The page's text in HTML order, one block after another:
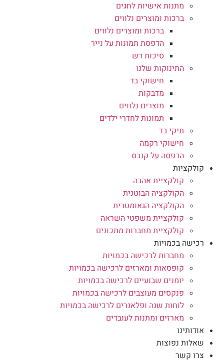
מתנות אישיות לחגים
ברכות ומוצרים נלווים
ברכות ומוצרים נלווים
הדפסת תמונות על נייר
סיכות דש
התינוקות שלנו
חישוקי בד
מדבקות
מוצרים נלווים
תמונות לחדרי ילדים
תיקי בד
חישוקי רקמה
הדפסה על קנבס
קולקציות
קולקציית אהבה
הקולקציה הבוטנית
הקולקציה הגאומטרית
קולקציית משפטי השראה
קולקציית מחברות מתכונים
רכישה בכמויות
מחברות לרכישה בכמויות
קופסאות ומארזים לרכישה בכמויות
יומנים שבועיים לרכישה בכמויות
פנקסים מעוצבים לרכישה בכמויות
לוחות שנה ופלאנרים לרכישה בכמויות
מארזים ומתנות לעובדים
אודותינו
שאלות נפוצות
צרו קשר